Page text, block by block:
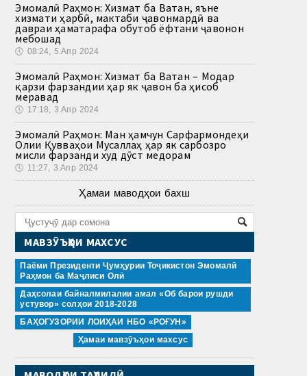
Эмомалӣ Раҳмон: Хизмат ба Ватан, яъне
хизмати ҳарбӣ, мактаби ҷавонмардӣ ва
давраи ҳаматарафа обутоб ёфтани ҷавонон
мебошад
🕔 08:24, 5.Апр 2024
Эмомалӣ Раҳмон: Хизмат ба Ватан – Модар
қарзи фарзандии ҳар як ҷавон ба ҳисоб
меравад
🕔 17:18, 3.Апр 2024
Эмомалӣ Раҳмон: Ман ҳамчун Сарфармондеҳи
Олии Қувваҳои Мусаллаҳ ҳар як сарбозро
мисли фарзанди худ дӯст медорам
🕔 11:27, 3.Апр 2024
Ҳамаи маводҳои бахш
МАВЗӮЪҲОИ МАХСУС
Паёми Президенти Ҷумҳурии Тоҷикистон Эмомалӣ
Раҳмон ба Маҷлиси Олӣ
Даҳсолаи байналмилалии амал «Об барои рушди
устувор» солҳои 2018-2028
БАҲОГУЗОРИИ ЛОИҲАИ НБО «РОҒУН»
Ҳамаи мавзӯъҳои махсус